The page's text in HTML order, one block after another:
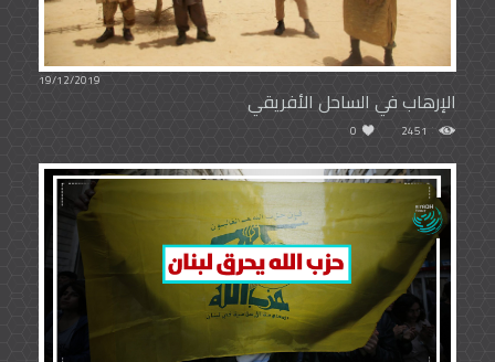
19/12/2019
الإرهاب في الساحل الأفريقي
2451
0